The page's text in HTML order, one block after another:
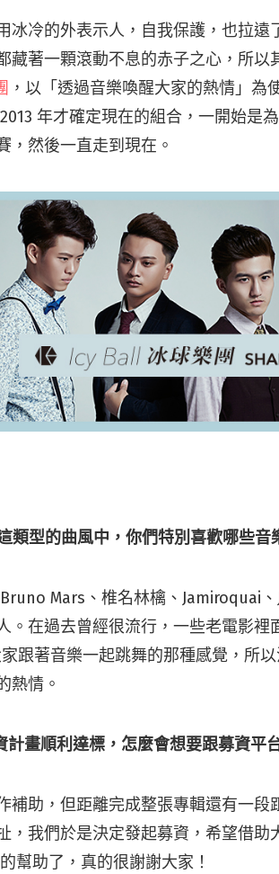
冰冷的外表示人，自我保護，也拉遠
藏著一顆滾動不息的赤子之心，所以
，以「透過音樂喚醒大家的熱情」為
年才確定現在的組合，一開始是
，然後一直走到現在。
型的曲風中，你們特別喜歡哪些音
Mars、椎名林檎、Jamiroquai、
。在過去曾經很流行，一些老電影裡
跟著音樂一起跳舞的那種感覺，所
熱情。
畫順利達標，怎麼會想要跟募資平
補助，但距離完成整張專輯還有一段
，我們於是決定發起募資，希望借助
幫助了，真的很謝謝大家！